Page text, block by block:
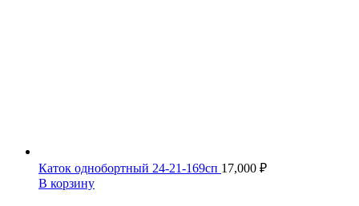
Каток однобортный 24-21-169сп 17,000 ₽
В корзину